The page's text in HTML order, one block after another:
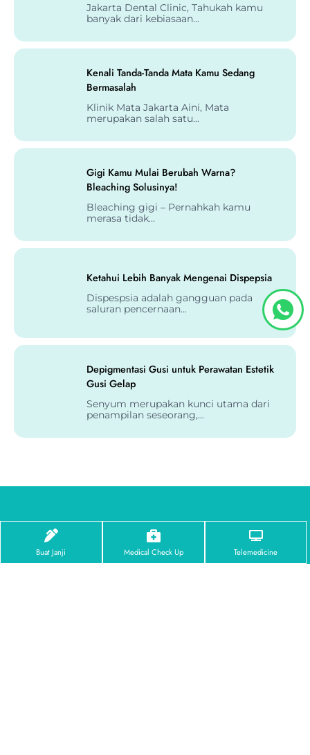
Jakarta Dental Clinic, Tahukah kamu
banyak dari kebiasaan...
Kenali Tanda-Tanda Mata Kamu Sedang
Bermasalah
Klinik Mata Jakarta Aini, Mata
merupakan salah satu...
Gigi Kamu Mulai Berubah Warna?
Bleaching Solusinya!
Bleaching gigi – Pernahkah kamu
merasa tidak...
Ketahui Lebih Banyak Mengenai Dispepsia
Dispespsia adalah gangguan pada
saluran pencernaan...
Depigmentasi Gusi untuk Perawatan Estetik
Gusi Gelap
Senyum merupakan kunci utama dari
penampilan seseorang,...
Buat Janji Medical Check Up Telemedicine